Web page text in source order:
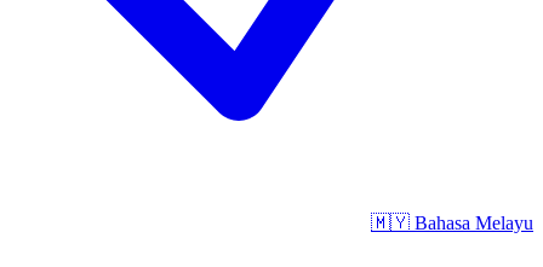
🇲🇾 Bahasa Melayu